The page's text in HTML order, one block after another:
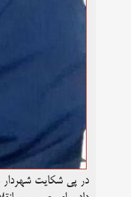
در پی شکایت شهردار